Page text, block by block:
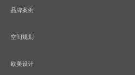
品牌案例
空间规划
欧美设计